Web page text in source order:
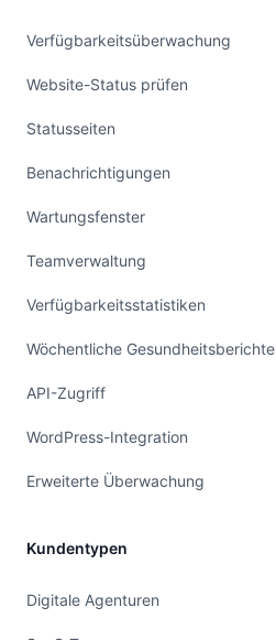
Verfügbarkeitsüberwachung
Website-Status prüfen
Statusseiten
Benachrichtigungen
Wartungsfenster
Teamverwaltung
Verfügbarkeitsstatistiken
Wöchentliche Gesundheitsberichte
API-Zugriff
WordPress-Integration
Erweiterte Überwachung
Kundentypen
Digitale Agenturen